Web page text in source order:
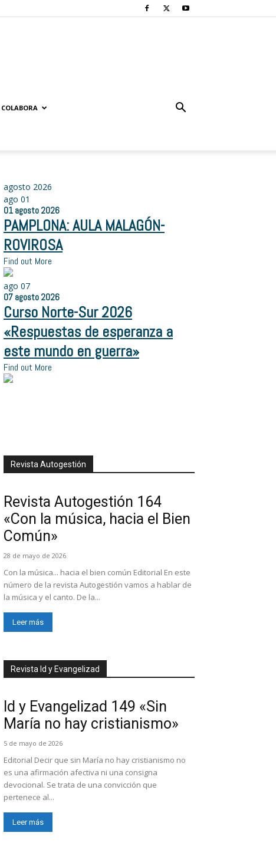
COLABORA
agosto 2026
ago 01
01 agosto 2026
PAMPLONA: AULA MALAGÓN-
ROVIROSA
Find out More
ago 07
07 agosto 2026
Curso Norte-Sur 2026
«Respuestas de esperanza a
este mundo en guerra»
Find out More
Revista Autogestión
Revista Autogestión 164
«Con la música, hacia el Bien
Común»
28 de mayo de 2026
Con la música... hacia el bien común Editorial En este
número de la revista Autogestión vamos a hablar de
la música y el canto. De la...
Leer más
Revista Id y Evangelizad
Id y Evangelizad 149 «Sin
María no hay cristianismo»
5 de mayo de 2026
Editorial Decir que sin María no hay cristianismo no
es una afirmación afectiva ni una consigna
devocional. Se trata de una convicción que
pertenece al...
Leer más